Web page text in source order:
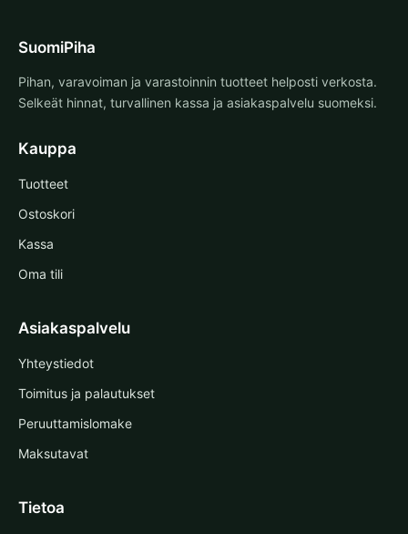
SuomiPiha
Pihan, varavoiman ja varastoinnin tuotteet helposti verkosta.
Selkeät hinnat, turvallinen kassa ja asiakaspalvelu suomeksi.
Kauppa
Tuotteet
Ostoskori
Kassa
Oma tili
Asiakaspalvelu
Yhteystiedot
Toimitus ja palautukset
Peruuttamislomake
Maksutavat
Tietoa